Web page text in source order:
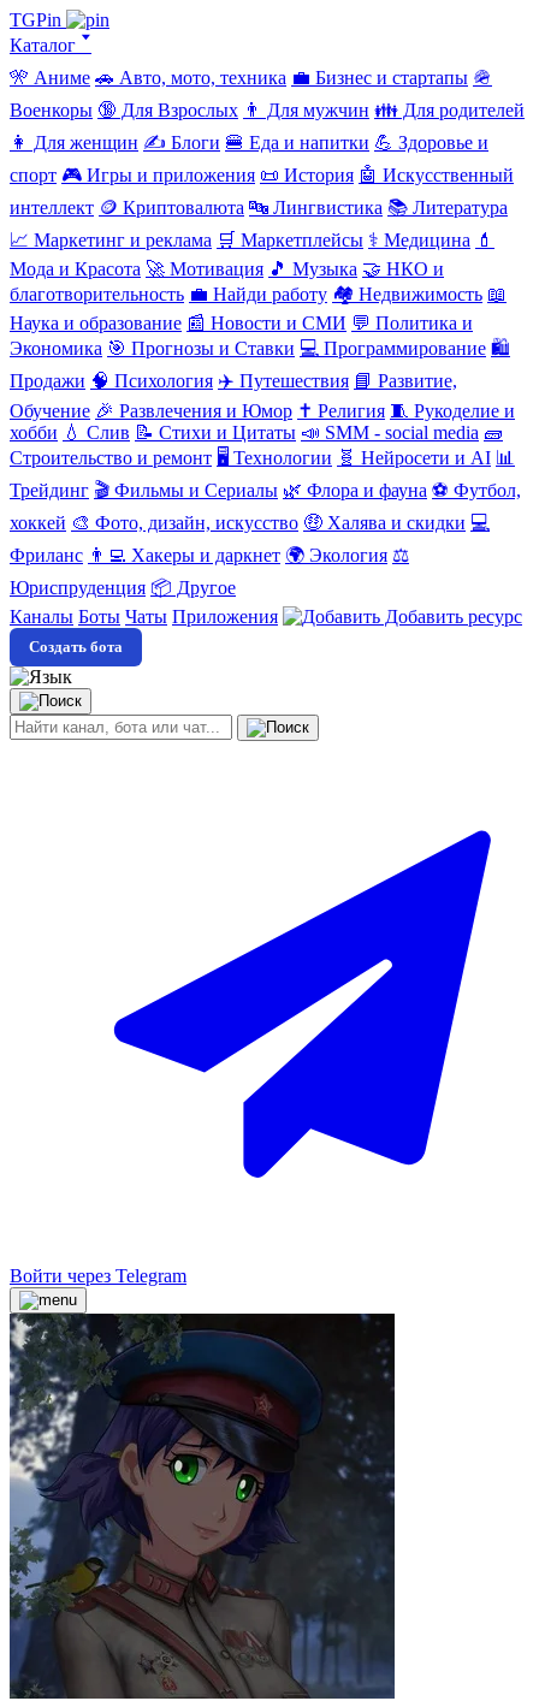
TGPin
Каталог 🢓
🎌 Аниме 🚗 Авто, мото, техника 💼 Бизнес и стартапы 🪖
Военкоры 🔞 Для Взрослых 👨 Для мужчин 👪 Для родителей
👩 Для женщин ✍️ Блоги 🍔 Еда и напитки 💪 Здоровье и
спорт 🎮 Игры и приложения 📜 История 🤖 Искусственный
интеллект 🪙 Криптовалюта 🔤 Лингвистика 📚 Литература
📈 Маркетинг и реклама 🛒 Маркетплейсы ⚕️ Медицина 💄
Мода и Красота 🚀 Мотивация 🎵 Музыка 🤝 НКО и
благотворительность 💼 Найди работу 🏘️ Недвижимость 📖
Наука и образование 📰 Новости и СМИ 💬 Политика и
Экономика 🎯 Прогнозы и Ставки 💻 Программирование 🛍️
Продажи 🧠 Психология ✈️ Путешествия 📘 Развитие,
Обучение 🎉 Развлечения и Юмор ✝️ Религия 🧵 Рукоделие и
хобби 💧 Слив 📝 Стихи и Цитаты 📣 SMM - social media 🧱
Строительство и ремонт 🖥️ Технологии 🧬 Нейросети и AI 📊
Трейдинг 🎬 Фильмы и Сериалы 🌿 Флора и фауна ⚽ Футбол,
хоккей 🎨 Фото, дизайн, искусство 🤑 Халява и скидки 💻
Фриланс 👨‍💻 Хакеры и даркнет 🌍 Экология ⚖️
Юриспруденция 📦 Другое
Каналы Боты Чаты Приложения Добавить ресурс
Создать бота
Войти через Telegram